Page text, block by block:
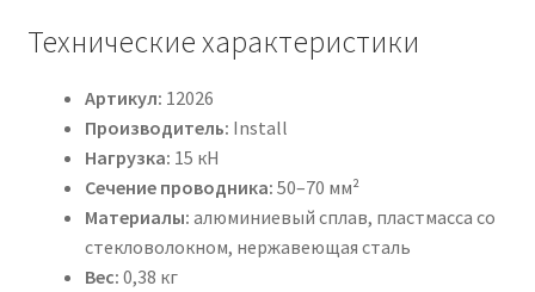
Технические характеристики
Артикул: 12026
Производитель: Install
Нагрузка: 15 кН
Сечение проводника: 50–70 мм²
Материалы: алюминиевый сплав, пластмасса со
стекловолокном, нержавеющая сталь
Вес: 0,38 кг